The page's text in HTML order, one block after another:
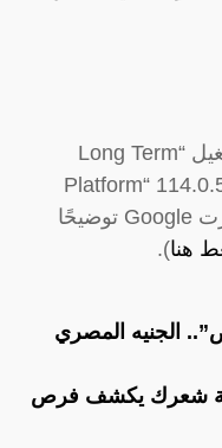
وأوصي المركز بتحديث نظام التشغيل “Long Term
Support Channel” إلى 114.0.5735.338 “Platform
Version: 15437.75.0” حيث أصدرت Google توضيحًا
هنا).
الجنيه المصري
شعرك يكشف فرص